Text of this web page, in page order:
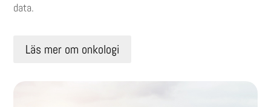
data.
Läs mer om onkologi